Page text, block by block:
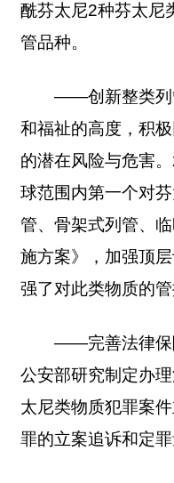
酰芬太尼2种芬太尼
管品种。
——创新整类列
和福祉的高度，积
的潜在风险与危害
球范围内第一个对
管、骨架式列管、
施方案》，加强顶
强了对此类物质的管
——完善法律保
公安部研究制定办
太尼类物质犯罪案
罪的立案追诉和定